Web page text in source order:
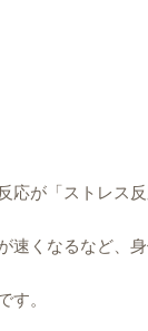
が「ストレス反
くなるなど、
す。